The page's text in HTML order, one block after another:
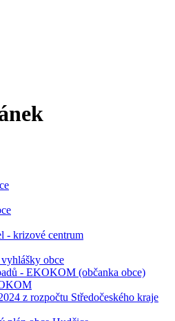
- krizové centrum
obce
- EKOKOM (občanka obce)
z rozpočtu Středočeského kraje